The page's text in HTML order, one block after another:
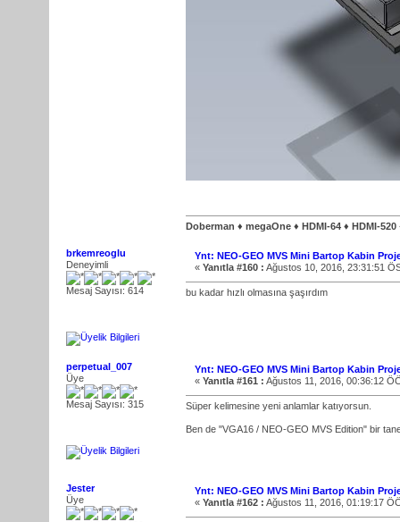
Doberman ♦ megaOne ♦ HDMI-64 ♦ HDMI-
brkemreoglu
Deneyimli
Mesaj Sayısı: 614
Ynt: NEO-GEO MVS Mini Bartop Kabin
« Yanıtla #160 : Ağustos 10, 2016, 23:31:51
bu kadar hızlı olmasına şaşırdım
perpetual_007
Üye
Mesaj Sayısı: 315
Ynt: NEO-GEO MVS Mini Bartop Kabin
« Yanıtla #161 : Ağustos 11, 2016, 00:36:12
Süper kelimesine yeni anlamlar katıyorsun.
Ben de "VGA16 / NEO-GEO MVS Edition" bir
Jester
Üye
Ynt: NEO-GEO MVS Mini Bartop Kabin
« Yanıtla #162 : Ağustos 11, 2016, 01:19:17